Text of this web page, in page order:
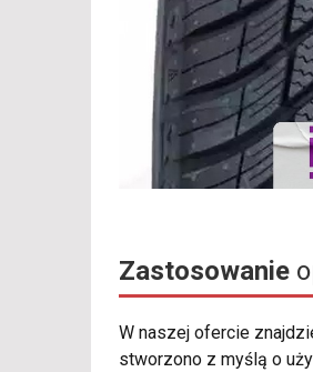
Zastosowanie
W naszej ofercie
stworzono z myślą o